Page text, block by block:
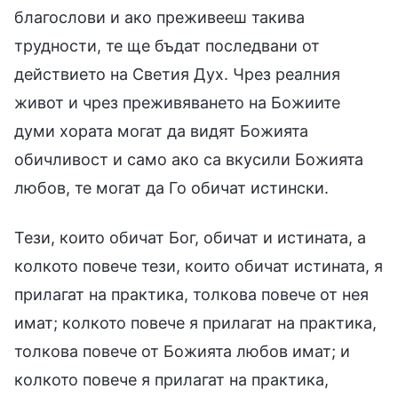
благослови и ако преживееш такива
трудности, те ще бъдат последвани от
действието на Светия Дух. Чрез реалния
живот и чрез преживяването на Божиите
думи хората могат да видят Божията
обичливост и само ако са вкусили Божията
любов, те могат да Го обичат истински.
Тези, които обичат Бог, обичат и истината, а
колкото повече тези, които обичат истината, я
прилагат на практика, толкова повече от нея
имат; колкото повече я прилагат на практика,
толкова повече от Божията любов имат; и
колкото повече я прилагат на практика,